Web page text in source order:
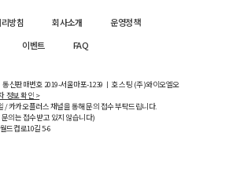
방침 회사소개
운영정책
이벤트 FAQ
통신판매번호 2019-서울마포-1239 ㅣ 호스팅 (주)와이오엘오
정보 확인 >
/ 카카오플러스 채널을 통해 문의 접수 부탁드립니다.
의는 접수받고 있지 않습니다)
드컵로10길5-6